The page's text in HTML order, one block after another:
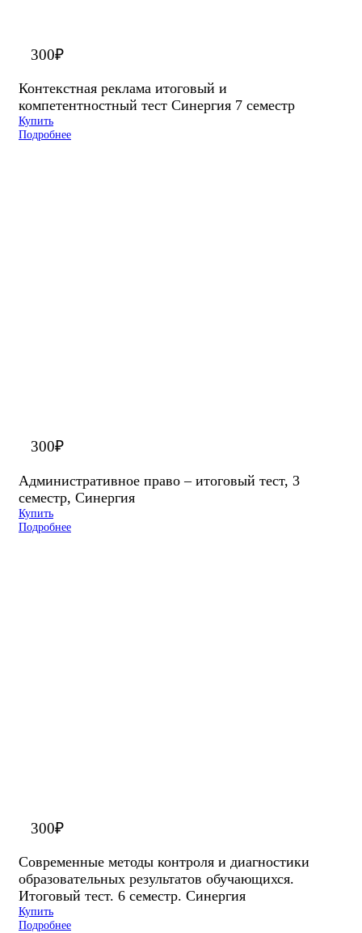
300₽
Контекстная реклама итоговый и
компетентностный тест Синергия 7 семестр
Купить
Подробнее
300₽
Административное право – итоговый тест, 3
семестр, Синергия
Купить
Подробнее
300₽
Современные методы контроля и диагностики
образовательных результатов обучающихся.
Итоговый тест. 6 семестр. Синергия
Купить
Подробнее